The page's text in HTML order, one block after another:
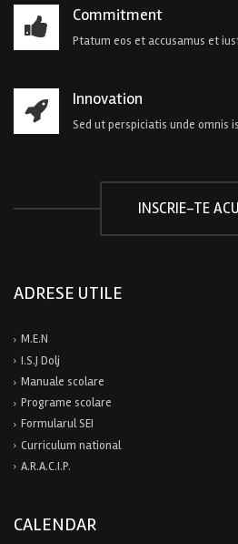
Commitment
Ptatum eos et accusamus et
Innovation
Sed ut perspiciatis unde omnis
INSCRIE-TE
ADRESE UTILE
M.E.N
I.S.J Dolj
Manuale scolare
Programe scolare
Formularul SEI
Curriculum national
A.R.A.C.I.P.
CALENDAR